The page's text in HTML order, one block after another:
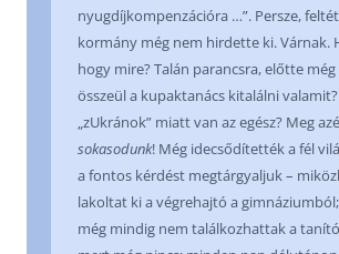
nyugdíjkompenzációra …”. Persze,
kormány még nem hirdette ki. Várnak.
hogy mire? Talán parancsra, előtte
összeül a kupaktanács kitalálni
„zUkránok” miatt van az egész? Meg
sokasodunk! Még idecsődítették a fél
a fontos kérdést megtárgyaljuk –
lakoltat ki a végrehajtó a
még mindig nem találkozhattak a